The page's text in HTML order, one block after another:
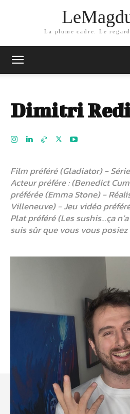
La plume cadre. Le
Dimitri
Film préféré (Gladiator) -
Acteur préfére : (Benedict
préférée (Emma Stone) -
Villeneuve) - Jeu vidéo
Plat préféré (Les sushis…ça
suis sûr que vous vous